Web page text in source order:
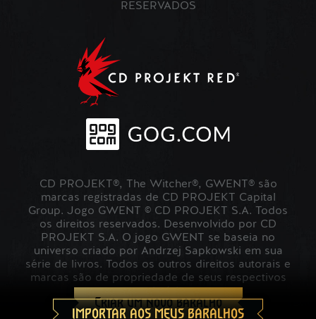
Criar um novo baralho
IMPORTAR AOS MEUS BARALHOS
RESERVADOS
CD PROJEKT®, The Witcher®, GWENT® são
marcas registradas de CD PROJEKT Capital
Group. Jogo GWENT © CD PROJEKT S.A. Todos
os direitos reservados. Desenvolvido por CD
PROJEKT S.A. O jogo GWENT se baseia no
universo criado por Andrzej Sapkowski em sua
série de livros. Todos os outros direitos autorais e
marcas são de propriedade de seus respectivos
proprietários.